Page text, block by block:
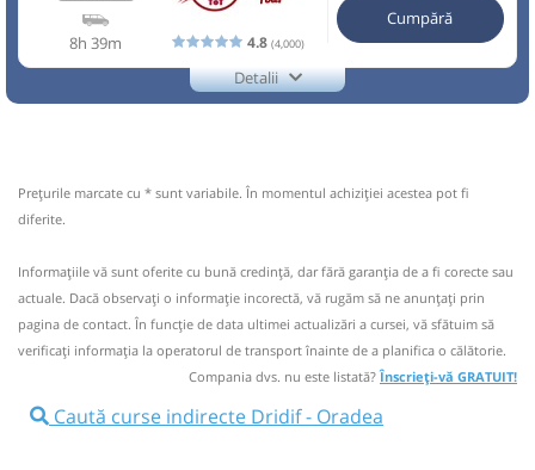
8h 39m 4.8 (4,000)
Cumpără
Detalii
Trans Olteanu Tour
BAGAJ EXTRA(este inclus în pret un singur bagaj în limita a
15 kg si 60 cm,restul se plateste cu 30 lei pt. fiecare bagaj
suplimentar) Reducerea este valabila doar pentru biletele
vandute online , plata la sofer este exclusa de la reducere
Semnalați aici
NOU!Pune poze din călătoria ta ⤣
Prețurile marcate cu * sunt variabile. În momentul achiziției acestea pot fi
diferite.
Informaţiile vă sunt oferite cu bună credinţă, dar fără garanţia de a fi corecte sau
actuale. Dacă observați o informaţie incorectă, vă rugăm să ne anunțați prin
pagina de contact. În funcție de data ultimei actualizări a cursei, vă sfătuim să
verificaţi informaţia la operatorul de transport înainte de a planifica o călătorie.
Compania dvs. nu este listată?Înscrieți-vă GRATUIT!
Caută curse indirecte Dridif - Oradea